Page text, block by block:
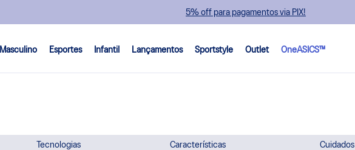
5% off para pagamentos via PIX!
Masculino Esportes Infantil Lançamentos Sportstyle Outlet OneASICS™
Tecnologias Características Cuidados